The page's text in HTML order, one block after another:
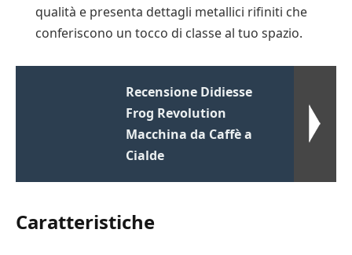
qualità e presenta dettagli metallici rifiniti che
conferiscono un tocco di classe al tuo spazio.
Recensione Didiesse
Frog Revolution
Macchina da Caffè a
Cialde
Caratteristiche